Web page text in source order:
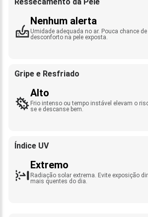
Nenhum alerta
Umidade adequada no ar. Pouca chance
desconforto na pele exposta.
Gripe e Resfriado
Alto
Frio intenso ou tempo instável elevam o
se e descanse bem.
Índice UV
Extremo
Radiação solar extrema. Evite exposição
mais quentes do dia.